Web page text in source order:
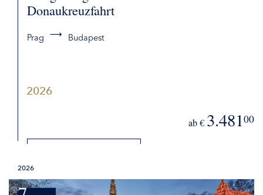
2026
Donaukreuzfahrt
Prag Budapest
ab € 3.48100
2026